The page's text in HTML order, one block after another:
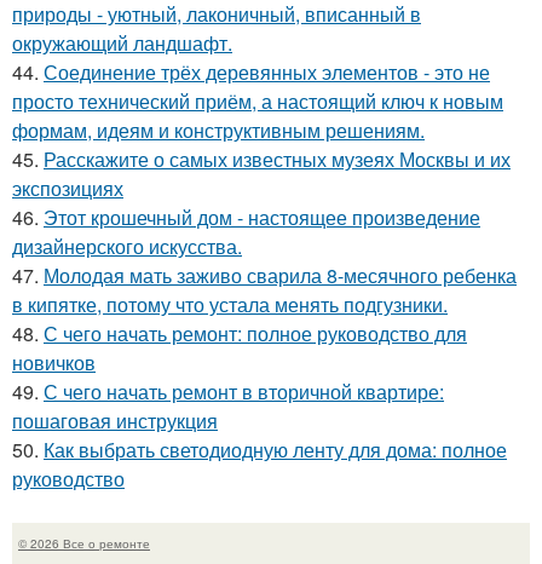
природы - уютный, лаконичный, вписанный в
окружающий ландшафт.
44. Соединение трёх деревянных элементов - это не
просто технический приём, а настоящий ключ к новым
формам, идеям и конструктивным решениям.
45. Расскажите о самых известных музеях Москвы и их
экспозициях
46. Этот крошечный дом - настоящее произведение
дизайнерского искусства.
47. Молодая мать заживо сварила 8-месячного ребенка
в кипятке, потому что устала менять подгузники.
48. С чего начать ремонт: полное руководство для
новичков
49. С чего начать ремонт в вторичной квартире:
пошаговая инструкция
50. Как выбрать светодиодную ленту для дома: полное
руководство
© 2026 Все о ремонте